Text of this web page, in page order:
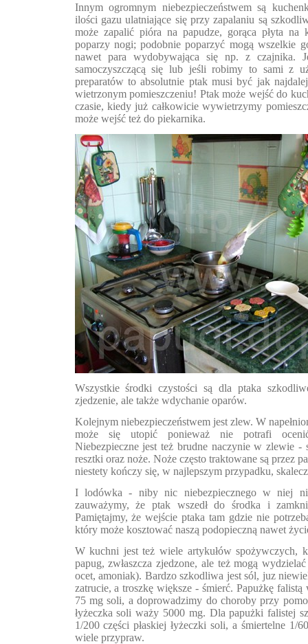
Innym ogromnym niebezpieczeństwem są
ilości gazu ulatniające się przy zapalaniu są
może zapalić pióra na papudze, gorąca płyta na
poparzy nogi; podobnie poparzyć mogą wszelkie
nawet para wydobywająca się np. z czajnika.
samoczyszczącą się lub jeśli robimy to sami z
preparatów to absolutnie ptak musi być jak
wietrzonym pomieszczeniu! Ptak może wejść do
czasie, kiedy już całkowicie wywietrzymy
może wejść też do piekarnika.
Wszystkie środki czystości są dla ptaka
zjedzenie, ale także wdychanie oparów.
Kolejnym niebezpieczeństwem jest zlew. W
może się utopić ponieważ nie potrafi
Niebezpieczne jest też brudne naczynie w zlewie -
resztki oraz noże. Noże często traktowane są przez
niestety kończy się, w najlepszym przypadku,
I lodówka - niby nic niebezpiecznego w niej
zauważymy, że ptak wszedł do środka i
Pamiętajmy, że wejście ptaka tam gdzie nie
który może kosztować naszą podopieczną nawet
W kuchni jest też wiele artykułów spożywczych,
papug, zwłaszcza zjedzone, ale też mogą
ocet, amoniak). Bardzo szkodliwa jest sól, juz
zatrucie, a troszkę większe - śmierć. Papużkę falistą
75 mg soli, a doprowadzimy do choroby przy
łyżeczka soli waży 5000 mg. Dla papużki falistej
1/200 części płaskiej łyżeczki soli, a śmiertelne 1/
wiele przypraw.